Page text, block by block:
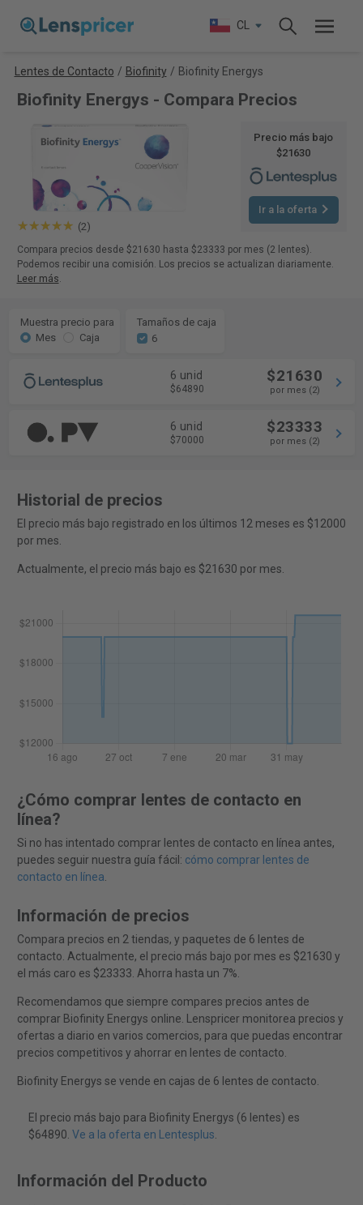
CL
Lentes de Contacto / Biofinity / Biofinity Energys
Biofinity Energys - Compara Precios
(2)
Precio más bajo
$21630
Ir a la oferta
Compara precios desde $21630 hasta $23333 por mes (2 lentes).
Podemos recibir una comisión. Los precios se actualizan diariamente.
Leer más.
Muestra precio para
Mes
Caja
Tamaños de caja
6
6 unid
$64890
$21630
por mes (2)
6 unid
$70000
$23333
por mes (2)
Historial de precios
El precio más bajo registrado en los últimos 12 meses es $12000
por mes.
Actualmente, el precio más bajo es $21630 por mes.
¿Cómo comprar lentes de contacto en
línea?
Si no has intentado comprar lentes de contacto en línea antes,
puedes seguir nuestra guía fácil: cómo comprar lentes de
contacto en línea.
Información de precios
Compara precios en 2 tiendas, y paquetes de 6 lentes de
contacto. Actualmente, el precio más bajo por mes es $21630 y
el más caro es $23333. Ahorra hasta un 7%.
Recomendamos que siempre compares precios antes de
comprar Biofinity Energys online. Lenspricer monitorea precios y
ofertas a diario en varios comercios, para que puedas encontrar
precios competitivos y ahorrar en lentes de contacto.
Biofinity Energys se vende en cajas de 6 lentes de contacto.
El precio más bajo para Biofinity Energys (6 lentes) es
$64890. Ve a la oferta en Lentesplus.
Información del Producto